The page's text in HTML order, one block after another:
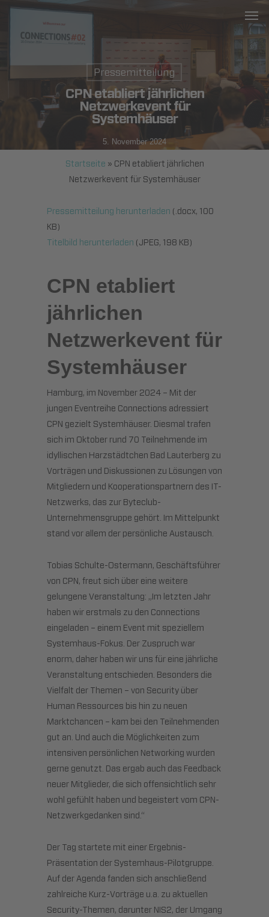
Skip
Pressemitteilung
CPN etabliert jährlichen
Netzwerkevent für
Systemhäuser
5. November 2024
Startseite » CPN etabliert jährlichen
Netzwerkevent für Systemhäuser
Pressemitteilung herunterladen (.docx, 100
KB)
Titelbild herunterladen (JPEG, 198 KB)
CPN etabliert
jährlichen
Netzwerkevent für
Systemhäuser
Hamburg, im November 2024 – Mit der
jungen Eventreihe Connections adressiert
CPN gezielt Systemhäuser. Diesmal trafen
sich im Oktober rund 70 Teilnehmende im
idyllischen Harzstädtchen Bad Lauterberg zu
Vorträgen und Diskussionen zu Lösungen von
Mitgliedern und Kooperationspartnern des IT-
Netzwerks, das zur Byteclub-
Unternehmensgruppe gehört. Im Mittelpunkt
stand vor allem der persönliche Austausch.
Tobias Schulte-Ostermann, Geschäftsführer
von CPN, freut sich über eine weitere
gelungene Veranstaltung: „Im letzten Jahr
haben wir erstmals zu den Connections
eingeladen – einem Event mit speziellem
Systemhaus-Fokus. Der Zuspruch war
enorm, daher haben wir uns für eine jährliche
Veranstaltung entschieden. Besonders die
Vielfalt der Themen – von Security über
Human Ressources bis hin zu neuen
Marktchancen – kam bei den Teilnehmenden
gut an. Und auch die Möglichkeiten zum
intensiven persönlichen Networking wurden
gerne genutzt. Das ergab auch das Feedback
neuer Mitglieder, die sich offensichtlich sehr
wohl gefühlt haben und begeistert vom CPN-
Netzwerkgedanken sind.“
Der Tag startete mit einer Ergebnis-
Präsentation der Systemhaus-Pilotgruppe.
Auf der Agenda fanden sich anschließend
zahlreiche Kurz-Vorträge u.a. zu aktuellen
Security-Themen, darunter NIS2, der Umgang